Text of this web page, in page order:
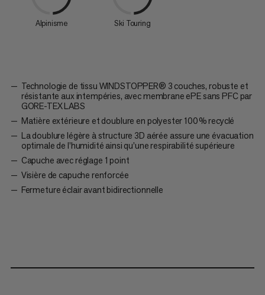
Alpinisme Ski Touring
Technologie de tissu WINDSTOPPER® 3 couches, robuste et
résistante aux intempéries, avec membrane ePE sans PFC par
GORE-TEX LABS
Matière extérieure et doublure en polyester 100 % recyclé
La doublure légère à structure 3D aérée assure une évacuation
optimale de l’humidité ainsi qu’une respirabilité supérieure
Capuche avec réglage 1 point
Visière de capuche renforcée
Fermeture éclair avant bidirectionnelle